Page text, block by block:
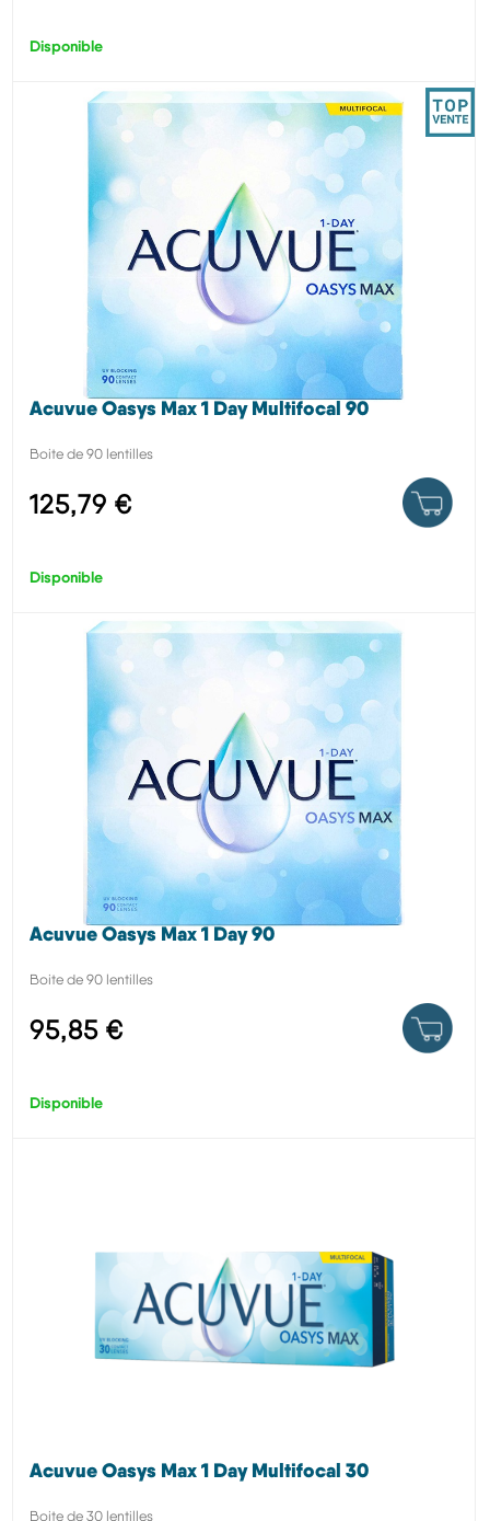
Disponible
Acuvue Oasys Max 1 Day Multifocal 90
Boite de 90 lentilles
125,79 €
Disponible
Acuvue Oasys Max 1 Day 90
Boite de 90 lentilles
95,85 €
Disponible
Acuvue Oasys Max 1 Day Multifocal 30
Boite de 30 lentilles